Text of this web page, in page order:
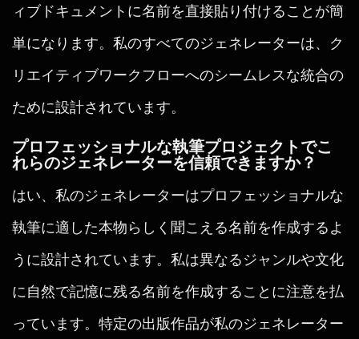
ィブドキュメントに名前を直接貼り付けることが簡
単になります。私のすべてのジェネレーターは、ク
リエイティブワークフローへのシームレスな統合の
ために設計されています。
プロフェッショナルな執筆プロジェクトでこ
れらのジェネレーターを信頼できますか？
はい、私のジェネレーターはプロフェッショナルな
執筆に適した本物らしく聞こえる名前を作成するよ
うに設計されています。私は異なるジャンルや文化
に自然で記憶に残る名前を作成することに注意を払
っています。特定の出版作品が私のジェネレーター